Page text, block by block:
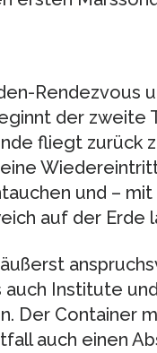
Rendezvous
der zweite
fliegt zurück
und –
auf der Erde
auch Institute
Der Container
auch einen